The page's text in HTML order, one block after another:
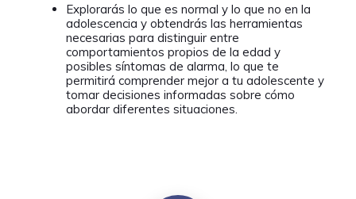
Explorarás lo que es normal y lo que no en la
adolescencia y obtendrás las herramientas
necesarias para distinguir entre
comportamientos propios de la edad y
posibles síntomas de alarma, lo que te
permitirá comprender mejor a tu adolescente y
tomar decisiones informadas sobre cómo
abordar diferentes situaciones.